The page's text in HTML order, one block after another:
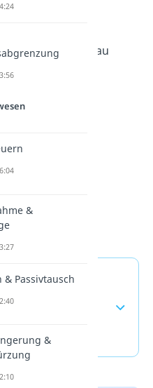
hingegen
ist das genau
die beiden
sinken.
und
—
&
& Passivtausch
&